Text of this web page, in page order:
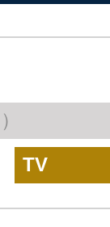
TV